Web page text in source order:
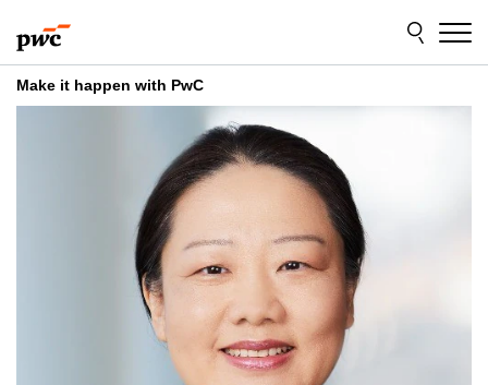
to
content
to
footer
Make it happen with PwC